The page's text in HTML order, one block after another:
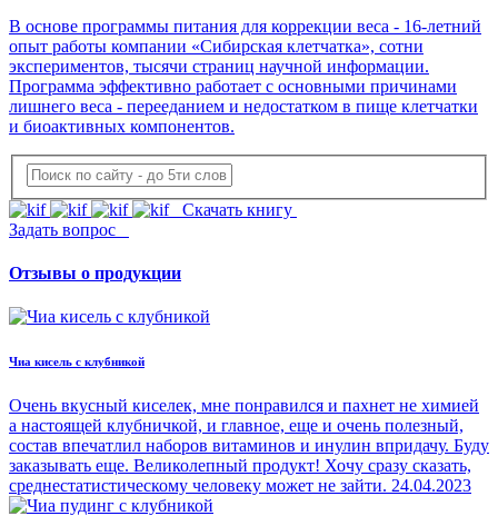
В основе программы питания для коррекции веса - 16-летний
опыт работы компании «Сибирская клетчатка», сотни
экспериментов, тысячи страниц научной информации.
Программа эффективно работает с основными причинами
лишнего веса - перееданием и недостатком в пище клетчатки
и биоактивных компонентов.
Скачать книгу
Задать вопрос
Отзывы о продукции
Чиа кисель с клубникой
Очень вкусный киселек, мне понравился и пахнет не химией
а настоящей клубничкой, и главное, еще и очень полезный,
состав впечатлил наборов витаминов и инулин впридачу. Буду
заказывать еще. Великолепный продукт! Хочу сразу сказать,
среднестатистическому человеку может не зайти. 24.04.2023